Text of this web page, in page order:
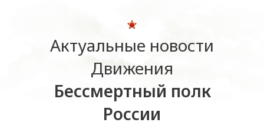
Актуальные новости
Движения
Бессмертный полк
России